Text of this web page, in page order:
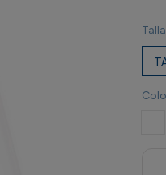
Talla